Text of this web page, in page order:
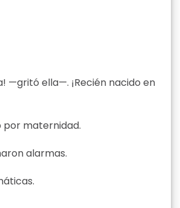
—gritó ella—. ¡Recién nacido en
por maternidad.
alarmas.